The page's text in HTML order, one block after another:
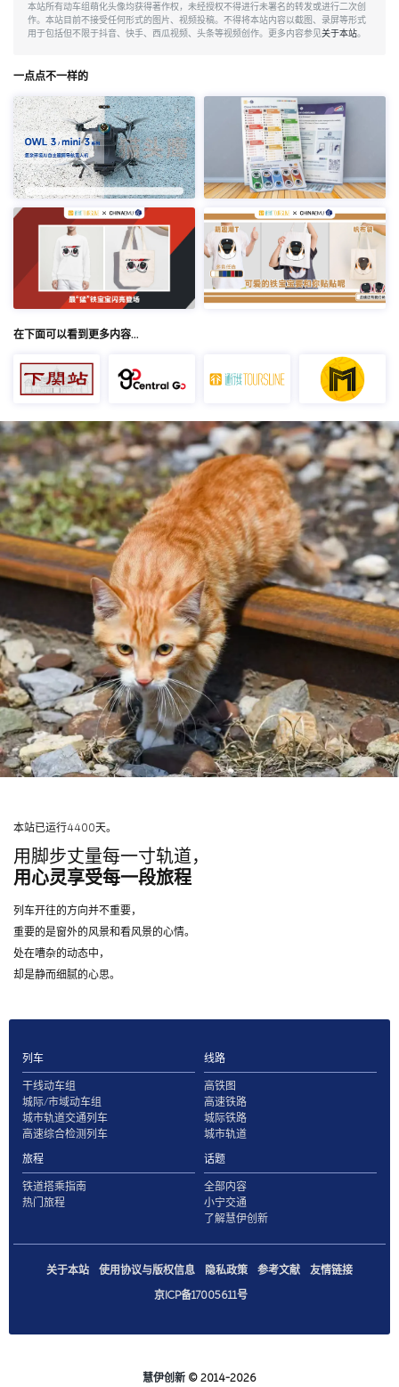
本站所有动车组萌化头像均获得著作权，未经授权不得进行未署名的转发或进行二次创
作。本站目前不接受任何形式的图片、视频投稿。不得将本站内容以截图、录屏等形式
用于包括但不限于抖音、快手、西瓜视频、头条等视频创作。更多内容参见关于本站。
一点点不一样的
在下面可以看到更多内容…
本站已运行4400天。
用脚步丈量每一寸轨道，
用心灵享受每一段旅程
列车开往的方向并不重要，
重要的是窗外的风景和看风景的心情。
处在嘈杂的动态中，
却是静而细腻的心思。
列车
干线动车组
城际/市域动车组
城市轨道交通列车
高速综合检测列车
线路
高铁图
高速铁路
城际铁路
城市轨道
旅程
铁道搭乘指南
热门旅程
话题
全部内容
小宁交通
了解慧伊创新
关于本站 使用协议与版权信息 隐私政策 参考文献
友情链接
京ICP备17005611号
慧伊创新 © 2014-2026